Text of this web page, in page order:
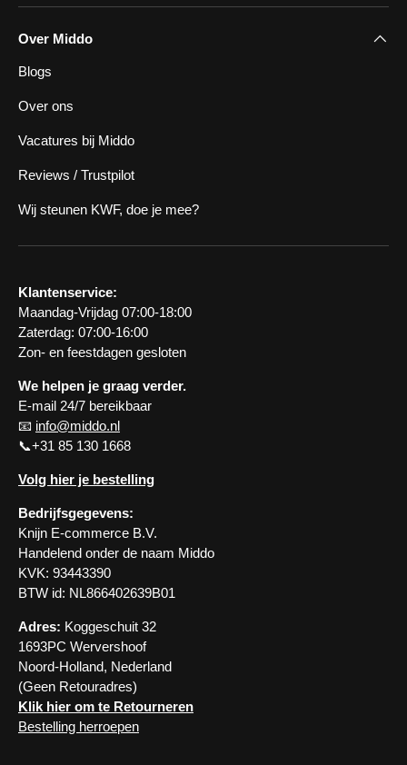
Over Middo
Blogs
Over ons
Vacatures bij Middo
Reviews / Trustpilot
Wij steunen KWF, doe je mee?
Klantenservice:
Maandag-Vrijdag 07:00-18:00
Zaterdag: 07:00-16:00
Zon- en feestdagen gesloten
We helpen je graag verder.
E-mail 24/7 bereikbaar
📧 info@middo.nl
📞+31 85 130 1668
Volg hier je bestelling
Bedrijfsgegevens:
Knijn E-commerce B.V.
Handelend onder de naam Middo
KVK: 93443390
BTW id: NL866402639B01
Adres: Koggeschuit 32
1693PC Wervershoof
Noord-Holland, Nederland
(Geen Retouradres)
Klik hier om te Retourneren
Bestelling herroepen